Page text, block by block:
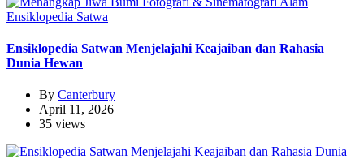
Ensiklopedia Satwa
Ensiklopedia Satwan Menjelajahi Keajaiban dan Rahasia
Dunia Hewan
By Canterbury
April 11, 2026
35 views